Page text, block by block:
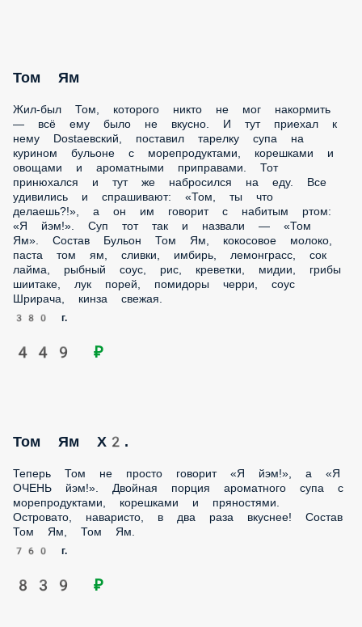
приправами. Тот принюхался и тут же набросился на еду.
Все удивились и спрашивают: «Том, ты что делаешь?!», а
он им говорит с набитым ртом: «Я йэм!». Суп тот так и
назвали — «Том Ям». Состав Бульон Том Ям, кокосовое
молоко, паста том ям, сливки, имбирь, лемонграсс, сок
лайма, рыбный соус, рис, креветки, мидии, грибы
шиитаке, лук порей, помидоры черри, соус Шрирача,
кинза свежая.
380 г.
449 ₽
Том Ям Х2.
Теперь Том не просто говорит «Я йэм!», а «Я ОЧЕНЬ йэм!».
Двойная порция ароматного супа с морепродуктами,
839 ₽
Сливочный суп с тигровыми креветками
Моложе, красивее, идеальнее? Вот финская уха мечтала, а
затем решилась и… Встречайте нежный сливочный супчик